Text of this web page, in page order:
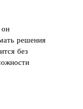
он
решения
без